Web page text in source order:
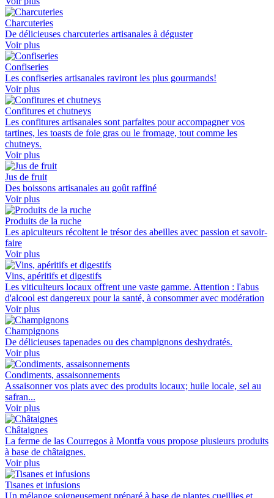
Charcuteries
De délicieuses charcuteries artisanales à déguster
Voir plus
Confiseries
Les confiseries artisanales raviront les plus gourmands!
Voir plus
Confitures et chutneys
Les confitures artisanales sont parfaites pour accompagner vos
tartines, les toasts de foie gras ou le fromage, tout comme les
chutneys.
Voir plus
Jus de fruit
Des boissons artisanales au goût raffiné
Voir plus
Produits de la ruche
Les apiculteurs récoltent le trésor des abeilles avec passion et savoir-
faire
Voir plus
Vins, apéritifs et digestifs
Les viticulteurs locaux offrent une vaste gamme. Attention : l'abus
d'alcool est dangereux pour la santé, à consommer avec modération
Voir plus
Champignons
De délicieuses tapenades ou des champignons deshydratés.
Voir plus
Condiments, assaisonnements
Assaisonner vos plats avec des produits locaux; huile locale, sel au
safran...
Voir plus
Châtaignes
La ferme de las Courregos à Montfa vous propose plusieurs produits
à base de châtaignes.
Voir plus
Tisanes et infusions
Un mélange soigneusement préparé à base de plantes cueillies et